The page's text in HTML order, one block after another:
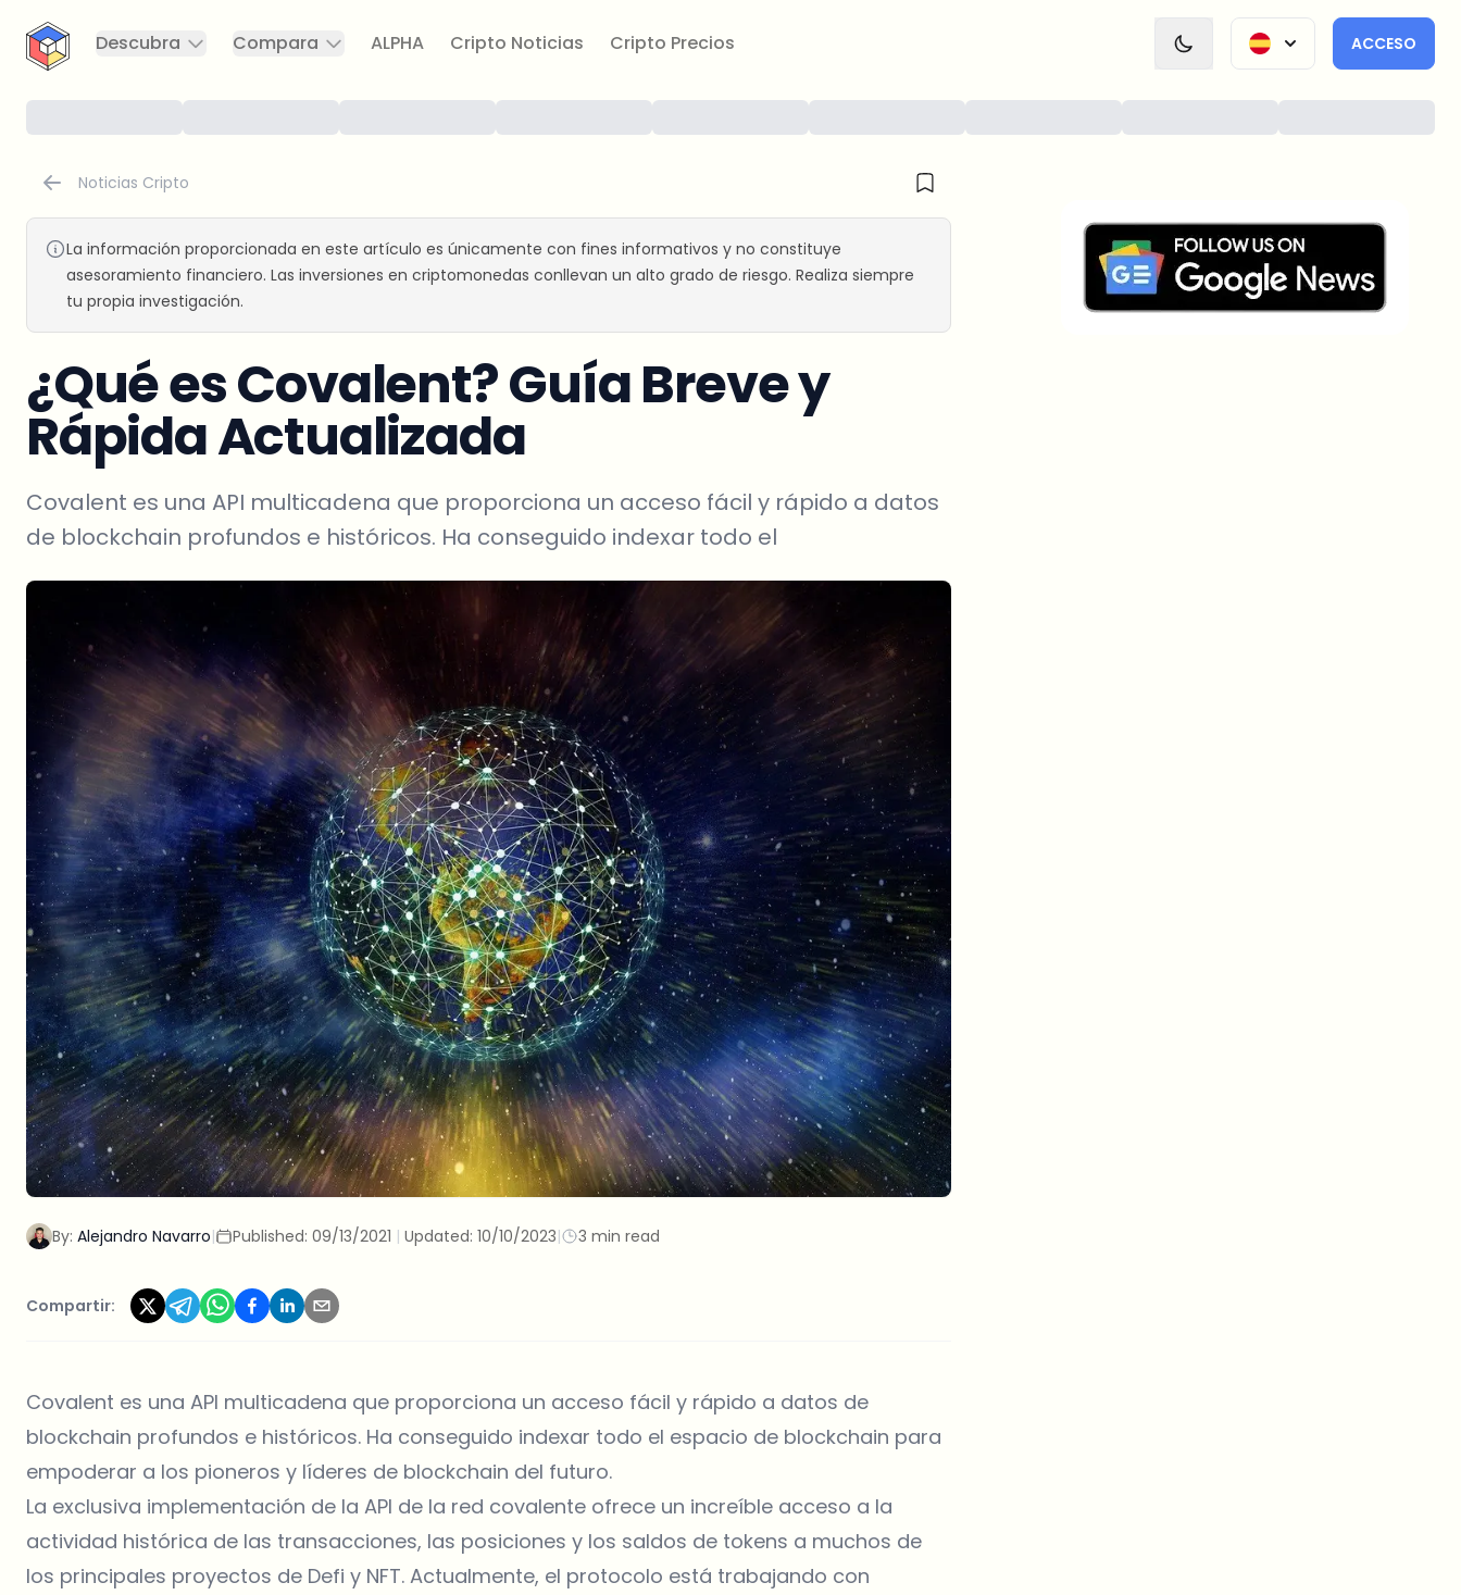
CryptoTicker
Descubra
Compara ALPHA Cripto Noticias Cripto Precios ACCESO
Noticias Cripto
La información proporcionada en este artículo es únicamente con fines informativos y no constituye
asesoramiento financiero. Las inversiones en criptomonedas conllevan un alto grado de riesgo. Realiza siempre
tu propia investigación.
¿Qué es Covalent? Guía Breve y
Rápida Actualizada
Covalent es una API multicadena que proporciona un acceso fácil y rápido a datos
de blockchain profundos e históricos. Ha conseguido indexar todo el
By: Alejandro Navarro| Published: 09/13/2021 | Updated: 10/10/2023| 3 min read
Compartir:
Covalent es una API multicadena que proporciona un acceso fácil y rápido a datos de
blockchain profundos e históricos. Ha conseguido indexar todo el espacio de blockchain para
empoderar a los pioneros y líderes de blockchain del futuro.
La exclusiva implementación de la API de la red covalente ofrece un increíble acceso a la
actividad histórica de las transacciones, las posiciones y los saldos de tokens a muchos de
los principales proyectos de Defi y NFT. Actualmente, el protocolo está trabajando con